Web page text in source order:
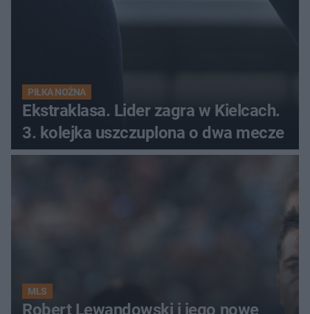
PIŁKA NOŻNA
Ekstraklasa. Lider zagra w Kielcach.
3. kolejka uszczuplona o dwa mecze
MLS
Robert Lewandowski i jego nowe